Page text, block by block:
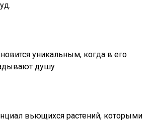
уникальным, когда в его
душу
вьющихся растений, которыми